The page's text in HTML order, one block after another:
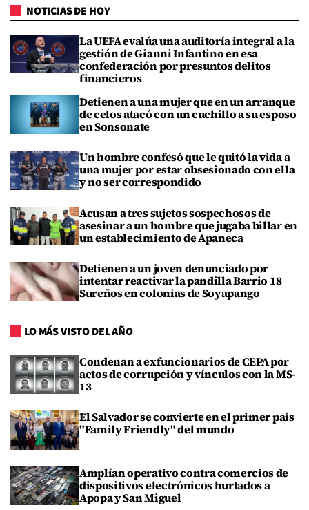
NOTICIAS DE HOY
La UEFA evalúa una auditoría integral a la
gestión de Gianni Infantino en esa
confederación por presuntos delitos
financieros
Detienen a una mujer que en un arranque
de celos atacó con un cuchillo a su esposo
en Sonsonate
Un hombre confesó que le quitó la vida a
una mujer por estar obsesionado con ella
y no ser correspondido
Acusan a tres sujetos sospechosos de
asesinar a un hombre que jugaba billar en
un establecimiento de Apaneca
Detienen a un joven denunciado por
intentar reactivar la pandilla Barrio 18
Sureños en colonias de Soyapango
LO MÁS VISTO DEL AÑO
Condenan a exfuncionarios de CEPA por
actos de corrupción y vínculos con la MS-
13
El Salvador se convierte en el primer país
"Family Friendly" del mundo
Amplían operativo contra comercios de
dispositivos electrónicos hurtados a
Apopa y San Miguel